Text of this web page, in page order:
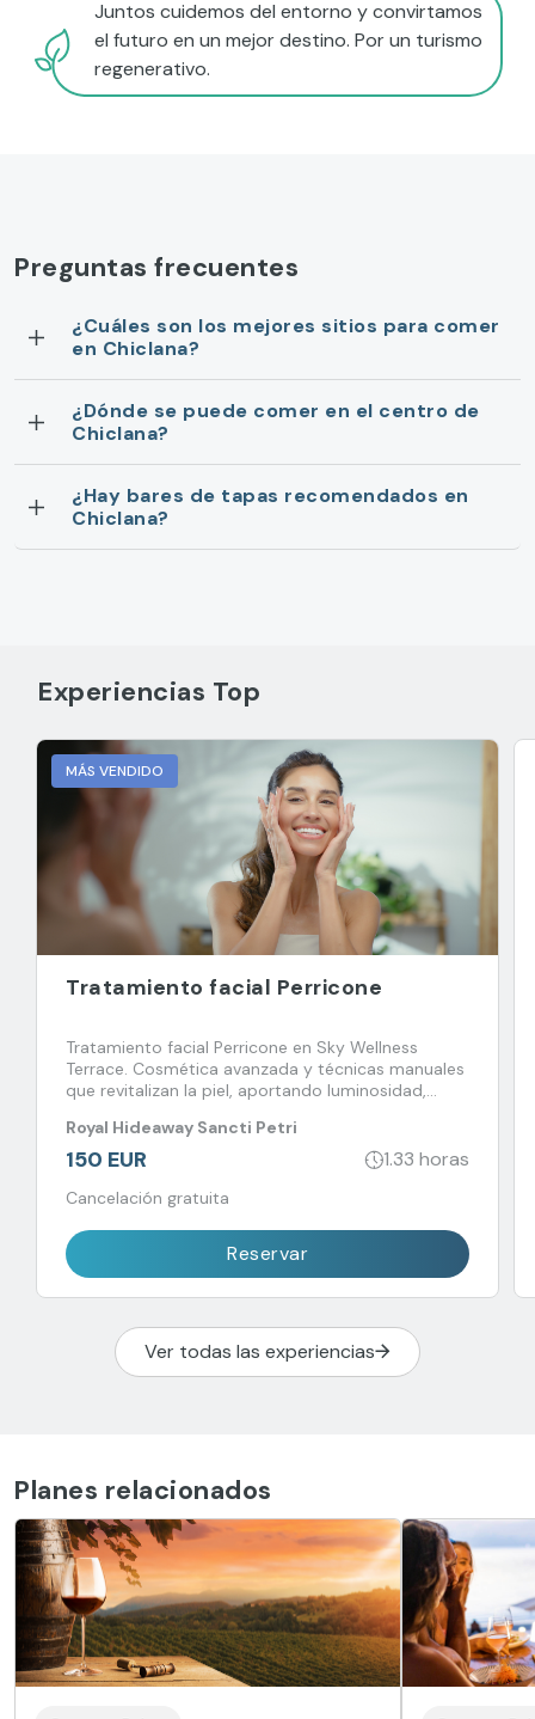
Juntos cuidemos del entorno y convirtamos
el futuro en un mejor destino. Por un turismo
regenerativo.
Preguntas frecuentes
¿Cuáles son los mejores sitios para comer
en Chiclana?
¿Dónde se puede comer en el centro de
Chiclana?
¿Hay bares de tapas recomendados en
Chiclana?
Experiencias Top
MÁS VENDIDO
Tratamiento facial Perricone
Tratamiento facial Perricone en Sky Wellness
Terrace. Cosmética avanzada y técnicas manuales
que revitalizan la piel, aportando luminosidad,
Royal Hideaway Sancti Petri
150 EUR 1.33 horas
Cancelación gratuita
Reservar
Ver todas las experiencias
Planes relacionados